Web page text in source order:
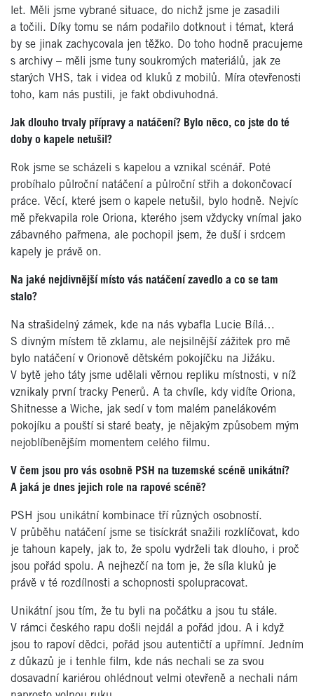
let. Měli jsme vybrané situace, do nichž jsme je zasadili
a točili. Díky tomu se nám podařilo dotknout i témat, která
by se jinak zachycovala jen těžko. Do toho hodně pracujeme
s archivy – měli jsme tuny soukromých materiálů, jak ze
starých VHS, tak i videa od kluků z mobilů. Míra otevřenosti
toho, kam nás pustili, je fakt obdivuhodná.
Jak dlouho trvaly přípravy a natáčení? Bylo něco, co jste do té
doby o kapele netušil?
Rok jsme se scházeli s kapelou a vznikal scénář. Poté
probíhalo půlroční natáčení a půlroční střih a dokončovací
práce. Věcí, které jsem o kapele netušil, bylo hodně. Nejvíc
mě překvapila role Oriona, kterého jsem vždycky vnímal jako
zábavného pařmena, ale pochopil jsem, že duší i srdcem
kapely je právě on.
Na jaké nejdivnější místo vás natáčení zavedlo a co se tam
stalo?
Na strašidelný zámek, kde na nás vybafla Lucie Bílá…
S divným místem tě zklamu, ale nejsilnější zážitek pro mě
bylo natáčení v Orionově dětském pokojíčku na Jižáku.
V bytě jeho táty jsme udělali věrnou repliku místnosti, v níž
vznikaly první tracky Penerů. A ta chvíle, kdy vidíte Oriona,
Shitnesse a Wiche, jak sedí v tom malém panelákovém
pokojíku a pouští si staré beaty, je nějakým způsobem mým
nejoblíbenějším momentem celého filmu.
V čem jsou pro vás osobně PSH na tuzemské scéně unikátní?
A jaká je dnes jejich role na rapové scéně?
PSH jsou unikátní kombinace tří různých osobností.
V průběhu natáčení jsme se tisíckrát snažili rozklíčovat, kdo
je tahoun kapely, jak to, že spolu vydrželi tak dlouho, i proč
jsou pořád spolu. A nejhezčí na tom je, že síla kluků je
právě v té rozdílnosti a schopnosti spolupracovat.
Unikátní jsou tím, že tu byli na počátku a jsou tu stále.
V rámci českého rapu došli nejdál a pořád jdou. A i když
jsou to rapoví dědci, pořád jsou autentičtí a upřímní. Jedním
z důkazů je i tenhle film, kde nás nechali se za svou
dosavadní kariérou ohlédnout velmi otevřeně a nechali nám